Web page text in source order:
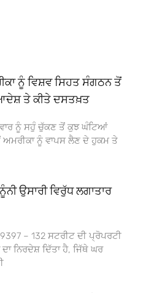
ਨੂੰ ਵਿਸ਼ਵ ਸਿਹਤ ਸੰਗਠਨ ਤੋਂ
ਤੇ ਕੀਤੇ ਦਸਤਖ਼ਤ
ਨੂੰ ਸਹੁੰ ਚੁੱਕਣ ਤੋਂ ਕੁਝ ਘੰਟਿਆਂ
ਅਮਰੀਕਾ ਨੂੰ ਵਾਪਸ ਲੈਣ ਦੇ ਹੁਕਮ ਤੇ
ਉਸਾਰੀ ਵਿਰੁੱਧ ਲਗਾਤਾਰ
– 132 ਸਟਰੀਟ ਦੀ ਪ੍ਰੋਪਰਟੀ
ਨਿਰਦੇਸ਼ ਦਿੱਤਾ ਹੈ, ਜਿੱਥੇ ਘਰ